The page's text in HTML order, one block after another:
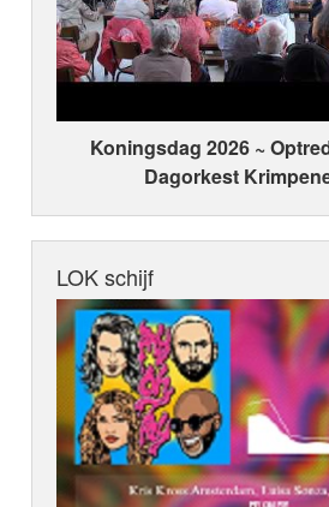
Koningsdag 2026 ~
Dagorkest
LOK schijf